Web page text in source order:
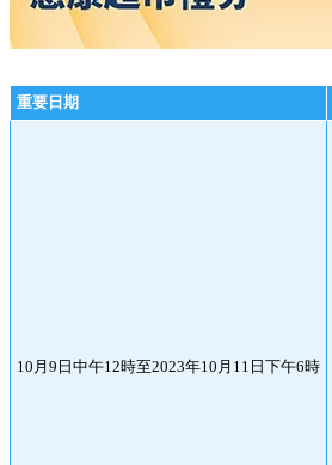
重要日期
10月9日中午12時至2023年10月11日下午6時